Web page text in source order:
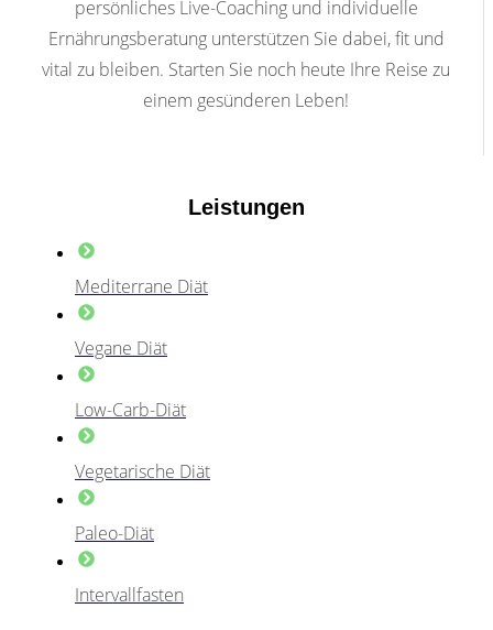
persönliches Live-Coaching und individuelle
Ernährungsberatung unterstützen Sie dabei, fit und
vital zu bleiben. Starten Sie noch heute Ihre Reise zu
einem gesünderen Leben!
Leistungen
Mediterrane Diät
Vegane Diät
Low-Carb-Diät
Vegetarische Diät
Paleo-Diät
Intervallfasten